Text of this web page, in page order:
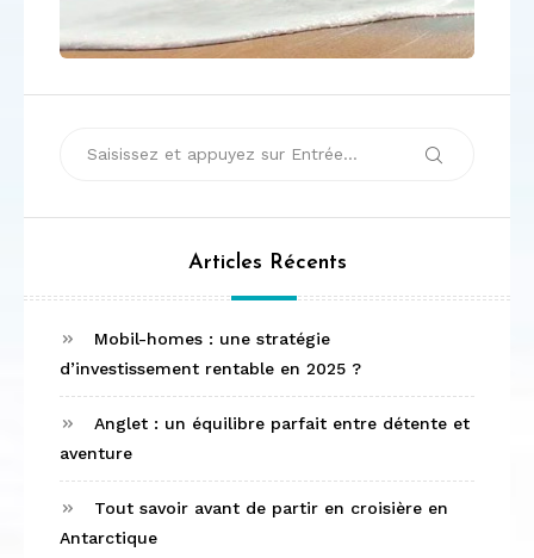
Articles Récents
Mobil-homes : une stratégie
d’investissement rentable en 2025 ?
Anglet : un équilibre parfait entre détente et
aventure
Tout savoir avant de partir en croisière en
Antarctique